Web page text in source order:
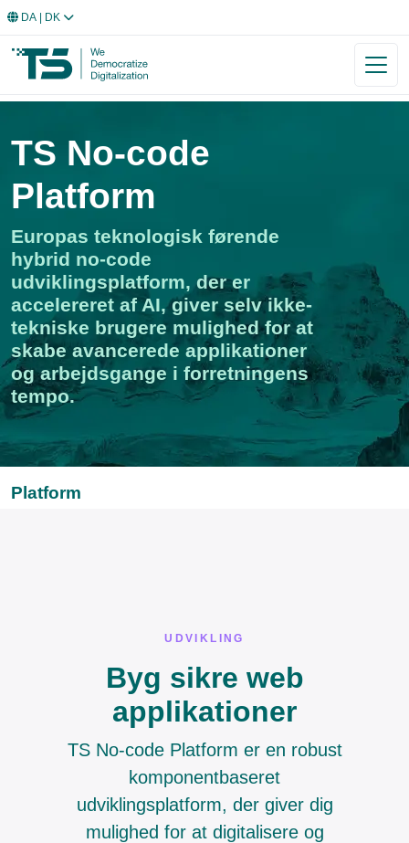
DA | DK
TS No-code
Platform
Europas teknologisk førende
hybrid no-code
udviklingsplatform, der er
accelereret af AI, giver selv ikke-
tekniske brugere mulighed for at
skabe avancerede applikationer
og arbejdsgange i forretningens
tempo.
Platform
UDVIKLING
Byg sikre web
applikationer
TS No-code Platform er en robust
komponentbaseret
udviklingsplatform, der giver dig
mulighed for at digitalisere og